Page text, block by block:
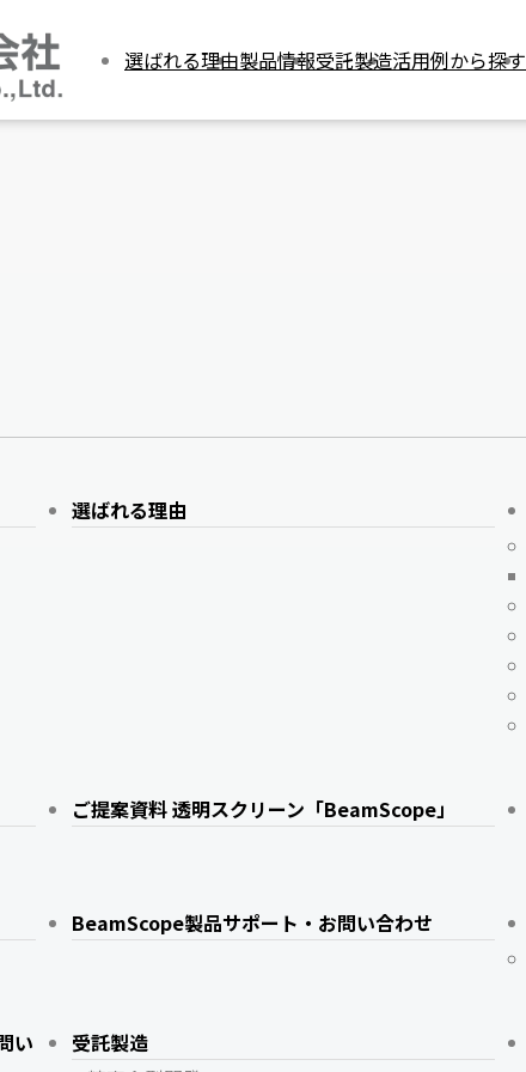
選ばれる理由製品情報受託製造活用例から探す
選ばれる理由
ご提案資料 透明スクリーン「BeamScope」
BeamScope製品サポート・お問い合わせ
い
受託製造